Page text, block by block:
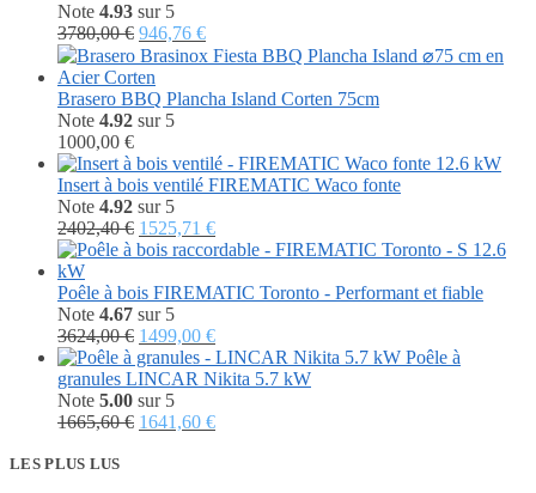
Note 4.93 sur 5
3780,00€ Le
prix
initial
était :
3780,00 €.
946,76 €Le
prix
est :
Brasero BBQ Plancha Island Corten 75cm
Note 4.92 sur 5
1000,00 €
Insert à bois ventilé FIREMATIC Waco fonte
Note 4.92 sur 5
2402,40€ Le
prix
était :
2402,40 €.
1525,71 €Le
prix
est :
Poêle à bois FIREMATIC Toronto - Performant et fiable
Note 4.67 sur 5
3624,00€ Le
prix
initial
était :
3624,00 €.
1499,00 €Le
prix
actuel
1499,00 €.
Poêle à
granules LINCAR Nikita 5.7 kW
Note 5.00 sur 5
1665,60€ Le
1641,60 €Le
LES PLUS LUS